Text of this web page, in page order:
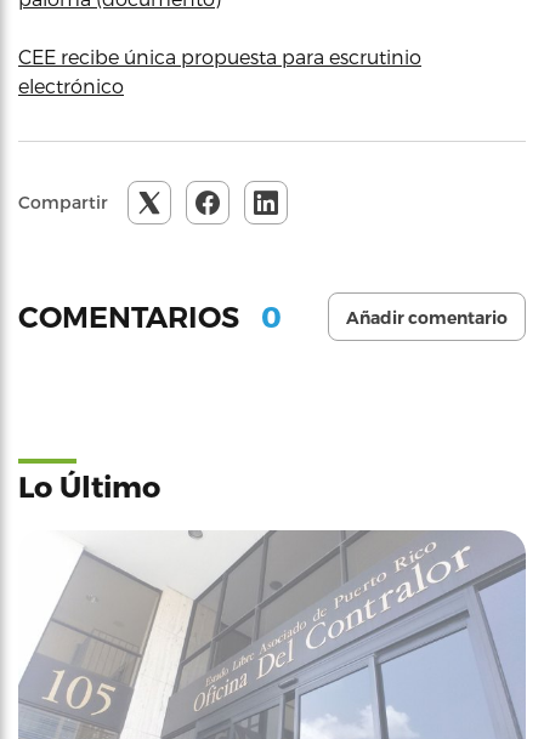
CEE recibe única propuesta para escrutinio
electrónico
Compartir
COMENTARIOS 0 Añadir comentario
Lo Último